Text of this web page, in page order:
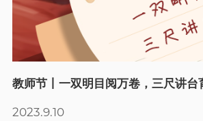
教师节丨一双明目阅万卷，三尺讲台
2023.9.10